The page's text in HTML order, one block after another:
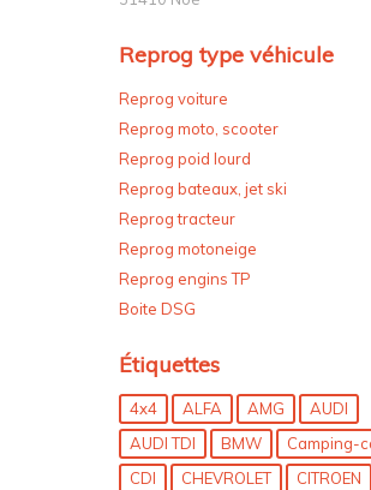
Reprog type véhicule
Reprog voiture
Reprog moto, scooter
Reprog poid lourd
Reprog bateaux, jet ski
Reprog tracteur
Reprog motoneige
Reprog engins TP
Boite DSG
Étiquettes
4x4 ALFA AMG
AUDI
AUDI TDI
BMW
Camping-
CDI
CHEVROLET
CITROEN